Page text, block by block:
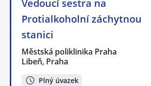
Vedoucí sestra na
Protialkoholní záchytnou
stanici
Městská poliklinika Praha
Libeň, Praha
Plný úvazek